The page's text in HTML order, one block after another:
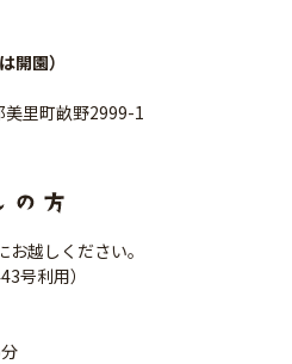
開園）
里町畝野2999-1
越しください。
号利用）